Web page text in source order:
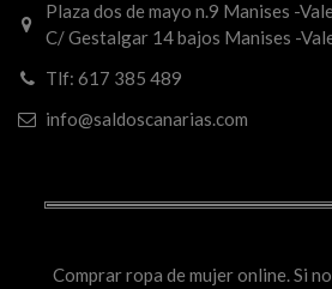
Plaza dos de mayo n.9 Manises -
C/ Gestalgar 14 bajos Manises -
Tlf: 617 385 489
info@saldoscanarias.com
Comprar ropa de mujer online. Si